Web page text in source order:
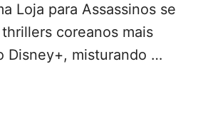
Loja para Assassinos se
coreanos mais
Disney+, misturando …